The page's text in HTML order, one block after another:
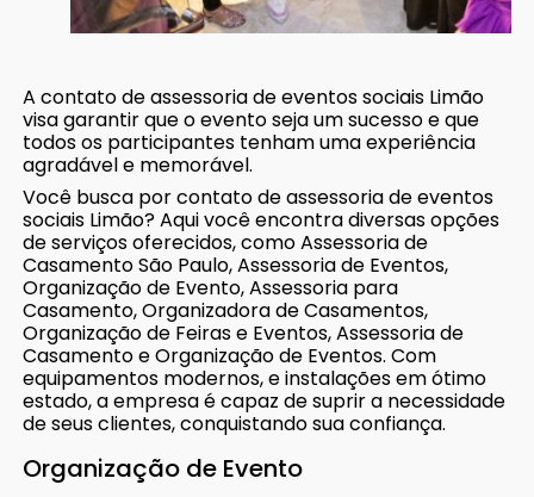
A contato de assessoria de eventos sociais Limão
visa garantir que o evento seja um sucesso e que
todos os participantes tenham uma experiência
agradável e memorável.
Você busca por contato de assessoria de eventos
sociais Limão? Aqui você encontra diversas opções
de serviços oferecidos, como Assessoria de
Casamento São Paulo, Assessoria de Eventos,
Organização de Evento, Assessoria para
Casamento, Organizadora de Casamentos,
Organização de Feiras e Eventos, Assessoria de
Casamento e Organização de Eventos. Com
equipamentos modernos, e instalações em ótimo
estado, a empresa é capaz de suprir a necessidade
de seus clientes, conquistando sua confiança.
Organização de Evento